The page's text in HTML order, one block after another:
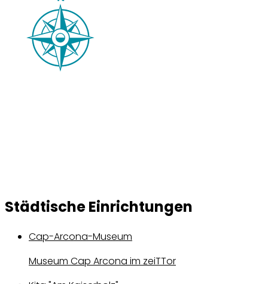
Städtische Einrichtungen
Cap-Arcona-Museum
Museum Cap Arcona im zeiTTor